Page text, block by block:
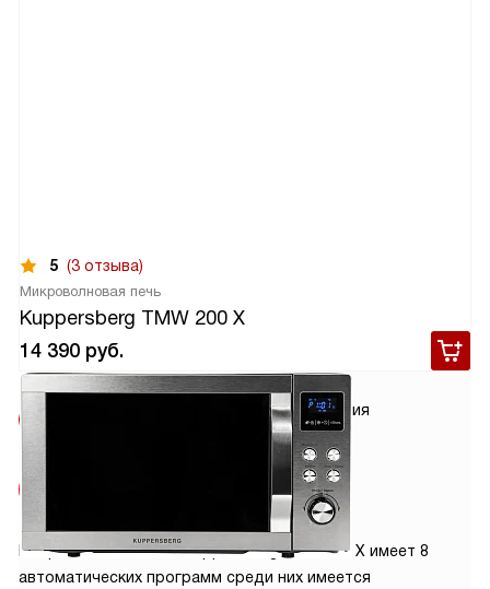
5 (3 отзыва)
Микроволновая печь
Kuppersberg TMW 200 X
14 390 руб.
Гарантия
2 года
Микроволновая печь Kuppersberg TMW 200 X имеет 8
автоматических программ среди них имеется